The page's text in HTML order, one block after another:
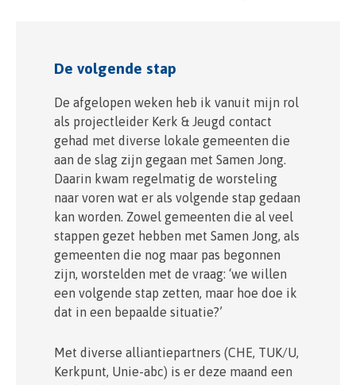
De volgende stap
De afgelopen weken heb ik vanuit mijn rol
als projectleider Kerk & Jeugd contact
gehad met diverse lokale gemeenten die
aan de slag zijn gegaan met Samen Jong.
Daarin kwam regelmatig de worsteling
naar voren wat er als volgende stap gedaan
kan worden. Zowel gemeenten die al veel
stappen gezet hebben met Samen Jong, als
gemeenten die nog maar pas begonnen
zijn, worstelden met de vraag: ‘we willen
een volgende stap zetten, maar hoe doe ik
dat in een bepaalde situatie?’
Met diverse alliantiepartners (CHE, TUK/U,
Kerkpunt, Unie-abc) is er deze maand een